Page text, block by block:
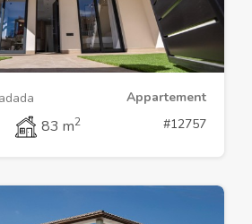
Appartement
83 m2 #12757